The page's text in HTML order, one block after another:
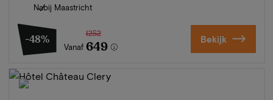
Nabij Maastricht
-48%
Vanaf
1252
649 Bekijk